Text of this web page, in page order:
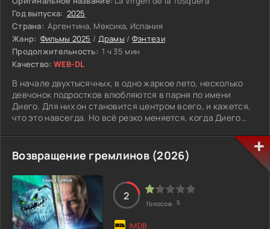
Год выпуска: 2025
Страна: Аргентина, Мексика, Испания
Жанр: Фильмы 2025 / Драмы / Фэнтези
Продолжительность: 1 ч 35 мин
Качество: WEB-DL
В начале двухтысячных, в одно жаркое лето, несколько
девчонок подростков влюбляются в парня по имени
Диего. Для них он становится центром всего, и кажется,
что это навсегда. Но всё резко меняется, когда Диего
которой познакомился в интернете. Для девушек это
становится ударом, особенно для Наталии. Она не готова
просто так это принять и решает действовать. Наталия
обращается к своей бабушке Рите, которая знает кое что
о старых и не самых безопасных вещах. Так она
втягивается в историю, где чувства смешиваются с чем
то тёмным и опасным.
Возвращение гремлинов (2026)
2
Голосов: 5